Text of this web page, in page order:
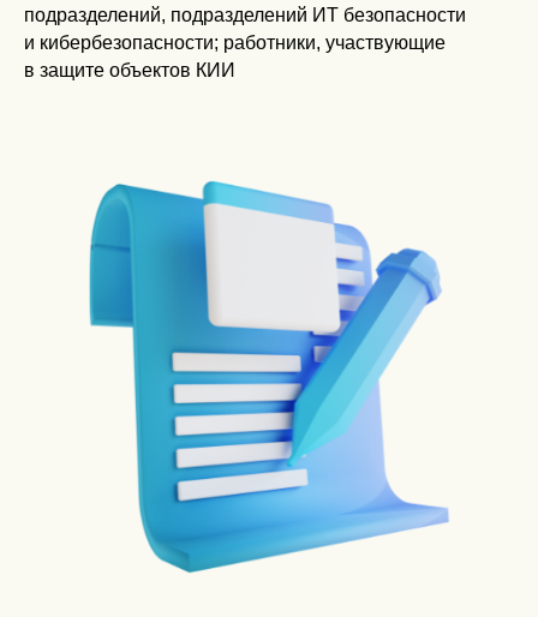
подразделений, подразделений ИТ безопасности
и кибербезопасности; работники, участвующие
в защите объектов КИИ